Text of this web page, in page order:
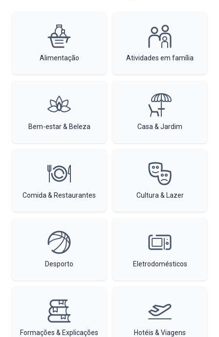
Alimentação Atividades em família
Bem-estar & Beleza Casa & Jardim
Comida & Restaurantes Cultura & Lazer
Desporto Eletrodomésticos
Formações & Explicações Hotéis & Viagens